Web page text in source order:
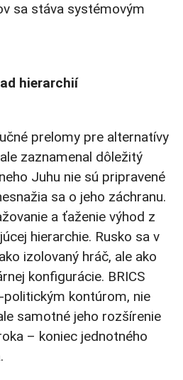
sa stáva systémovým
hierarchií
prelomy pre alternatívy
zaznamenal dôležitý
Juhu nie sú pripravené
sa o jeho záchranu.
a ťaženie výhod z
hierarchie. Rusko sa v
izolovaný hráč, ale ako
konfigurácie. BRICS
kontúrom, nie
samotné jeho rozšírenie
– koniec jednotného